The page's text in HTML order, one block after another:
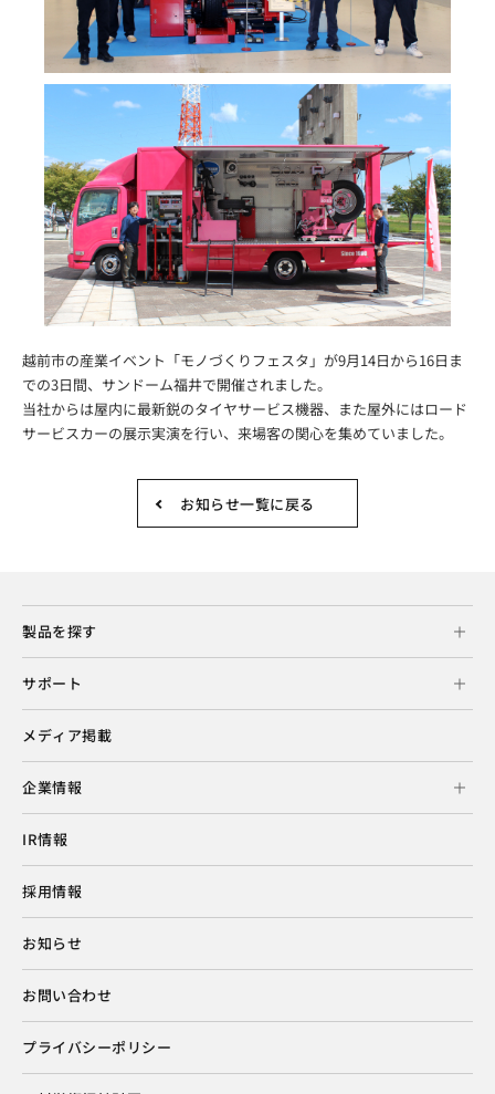
越前市の産業イベント「モノづくりフェスタ」が9月14日から16日ま
での3日間、サンドーム福井で開催されました。
当社からは屋内に最新鋭のタイヤサービス機器、また屋外にはロード
サービスカーの展示実演を行い、来場客の関心を集めていました。
お知らせ一覧に戻る
製品を探す
サポート
メディア掲載
企業情報
IR情報
採用情報
お知らせ
お問い合わせ
プライバシーポリシー